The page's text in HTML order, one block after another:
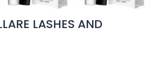
LASHES AND